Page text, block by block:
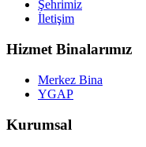
Şehrimiz
İletişim
Hizmet Binalarımız
Merkez Bina
YGAP
Kurumsal